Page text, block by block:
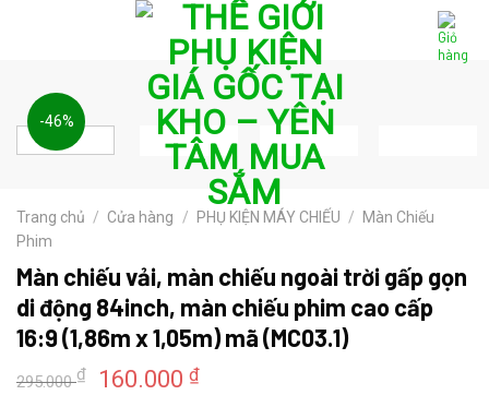
-46%
Trang chủ / Cửa hàng / PHỤ KIỆN MÁY CHIẾU /
Màn Chiếu
Phim
Màn chiếu vải, màn chiếu ngoài trời gấp gọn
di động 84inch, màn chiếu phim cao cấp
16:9 (1,86m x 1,05m) mã (MC03.1)
295.000₫
Giá
160.000 ₫Giá